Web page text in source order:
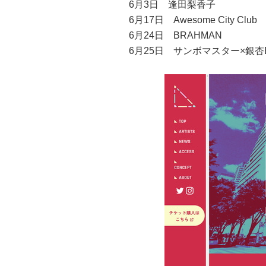
6月3日 逢田梨香子
6月17日 Awesome City Club
6月24日 BRAHMAN
6月25日 サンボマスター×銀杏